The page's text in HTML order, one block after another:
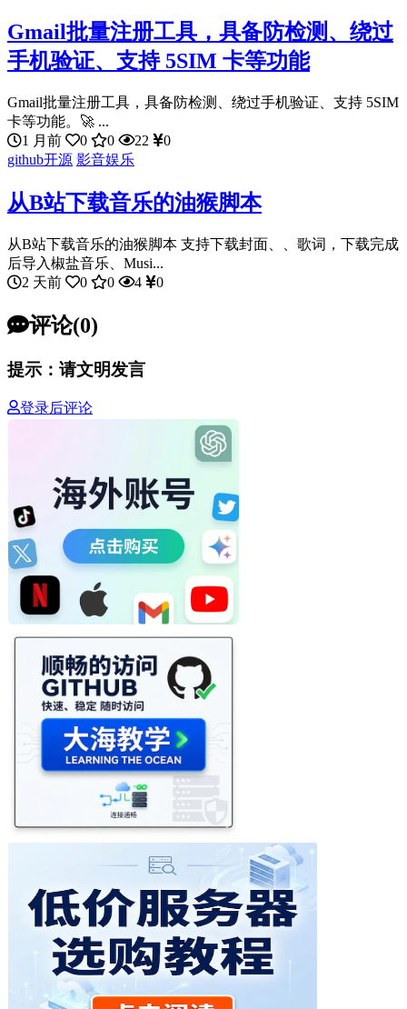
Gmail批量注册工具，具备防检测、绕过
手机验证、支持 5SIM 卡等功能
Gmail批量注册工具，具备防检测、绕过手机验证、支持 5SIM
卡等功能。🚀 ...
1 月前
0 0 22
0
github开源 影音娱乐
从B站下载音乐的油猴脚本
从B站下载音乐的油猴脚本 支持下载封面、、歌词，下载完成
后导入椒盐音乐、Musi...
2 天前
0 0 4 0
评论(0)
提示：请文明发言
登录后评论